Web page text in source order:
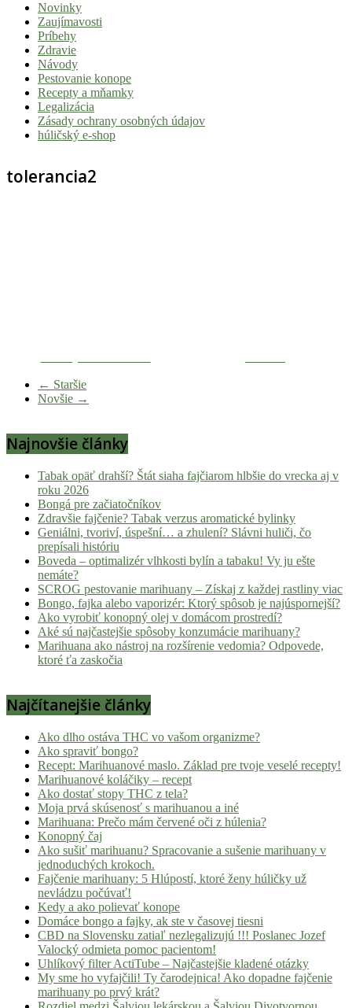
Tvoj
sprievodca
svetom
pohody
stoner
novinky
konopnej
najlepší
chill-
out,
stoner
tipy
lifestyle.
Klikni
nalaď
pohodu.
Novinky
Zaujímavosti
Príbehy
Zdravie
Návody
Pestovanie konope
Recepty a mňamky
Legalizácia
Zásady ochrany osobných údajov
húličský e-shop
tolerancia2
← Staršie
Novšie →
Najnovšie články
Tabak opäť drahší? Štát siaha fajčiarom hlbšie do vrecka aj v
roku 2026
Bongá pre začiatočníkov
Zdravšie fajčenie? Tabak verzus aromatické bylinky
Geniálni, tvoriví, úspešní… a zhulení? Slávni huliči, čo
prepísali históriu
Boveda – optimalizér vlhkosti bylín a tabaku! Vy ju ešte
nemáte?
SCROG pestovanie marihuany – Získaj z každej rastliny viac
Bongo, fajka alebo vaporizér: Ktorý spôsob je najúspornejší?
Ako vyrobiť konopný olej v domácom prostredí?
Aké sú najčastejšie spôsoby konzumácie marihuany?
Marihuana ako nástroj na rozšírenie vedomia? Odpovede,
ktoré ťa zaskočia
Najčítanejšie články
Ako dlho ostáva THC vo vašom organizme?
Ako spraviť bongo?
Recept: Marihuanové maslo. Základ pre tvoje veselé recepty!
Marihuanové koláčiky – recept
Ako dostať stopy THC z tela?
Moja prvá skúsenosť s marihuanou a iné
Marihuana: Prečo mám červené oči z húlenia?
Konopný čaj
Ako sušiť marihuanu? Spracovanie a sušenie marihuany v
jednoduchých krokoch.
Fajčenie marihuany: 5 Hlúpostí, ktoré ženy húličky už
nevládzu počúvať!
Kedy a ako polievať konope
Domáce bongo a fajky, ak ste v časovej tiesni
CBD na Slovensku zatiaľ nezlegalizujú !!! Poslanec Jozef
Valocký odmieta pomoc pacientom!
Uhlíkový filter ActiTube – Najčastejšie kladené otázky
My sme ho vyfajčili! Ty čarodejnica! Ako dopadne fajčenie
marihuany po prvý krát?